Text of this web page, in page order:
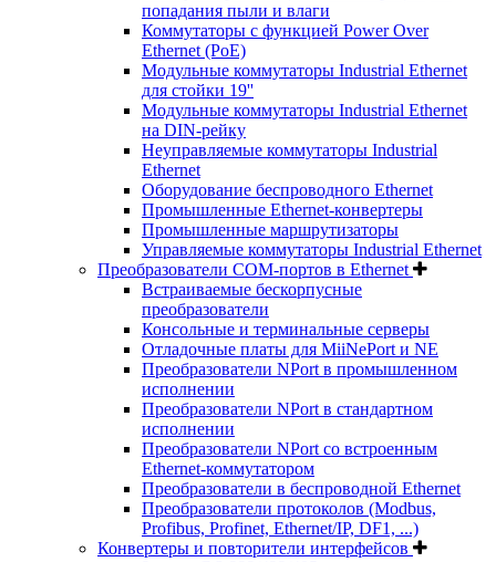
попадания пыли и влаги
Коммутаторы с функцией Power Over
Ethernet (PoE)
Модульные коммутаторы Industrial Ethernet
для стойки 19''
Модульные коммутаторы Industrial Ethernet
на DIN-рейку
Неуправляемые коммутаторы Industrial
Ethernet
Оборудование беспроводного Ethernet
Промышленные Ethernet-конвертеры
Промышленные маршрутизаторы
Управляемые коммутаторы Industrial Ethernet
Преобразователи COM-портов в Ethernet
Встраиваемые бескорпусные
преобразователи
Консольные и терминальные серверы
Отладочные платы для MiiNePort и NE
Преобразователи NPort в промышленном
исполнении
Преобразователи NPort в стандартном
исполнении
Преобразователи NPort со встроенным
Ethernet-коммутатором
Преобразователи в беспроводной Ethernet
Преобразователи протоколов (Modbus,
Profibus, Profinet, Ethernet/IP, DF1, ...)
Конвертеры и повторители интерфейсов